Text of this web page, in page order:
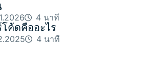
4 นาที
ค้ดคืออะไร
4 นาที